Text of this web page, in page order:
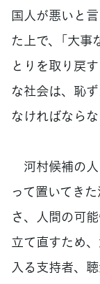
国人が悪いと
た上で、「大
とりを取り戻
な社会は、恥
なければならな
河村候補の人
って置いてき
さ、人間の可
立て直すため
入る支持者、